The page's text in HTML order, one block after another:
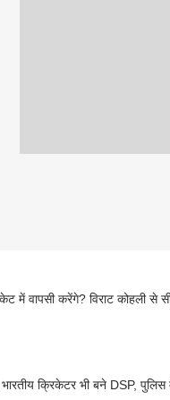
में वापसी करेंगे? विराट कोहली से
क्रिकेटर भी बने DSP,